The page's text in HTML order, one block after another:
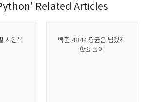
Related Articles
시간복
백준 4344 평균은 넘겠지
한줄 풀이